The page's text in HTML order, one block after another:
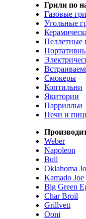
Грили по
Газовые
Угольные
Пеллетные
Смокеры
Коптильни
Якитории
Паррилльи
Печи и
Weber
Napoleon
Bull
Oklahoma
Kamado Joe
Big Green
Char Broil
Grillvett
Ooni